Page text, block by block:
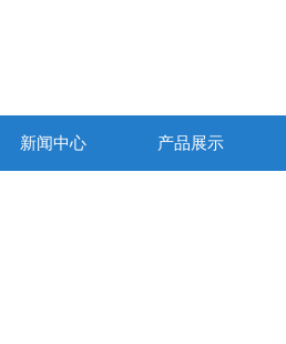
新闻中心 产品展示